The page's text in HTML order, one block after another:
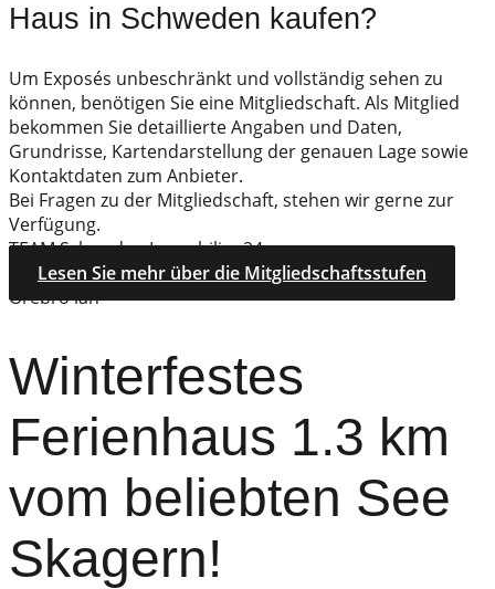
Haus in Schweden kaufen?
Um Exposés unbeschränkt und vollständig sehen zu
können, benötigen Sie eine Mitgliedschaft. Als Mitglied
bekommen Sie detaillierte Angaben und Daten,
Grundrisse, Kartendarstellung der genauen Lage sowie
Kontaktdaten zum Anbieter.
Bei Fragen zu der Mitgliedschaft, stehen wir gerne zur
Verfügung.
TEAM Schweden Immobilien24
Lesen Sie mehr über die Mitgliedschaftsstufen
Örebro län
Winterfestes
Ferienhaus 1.3 km
vom beliebten See
Skagern!